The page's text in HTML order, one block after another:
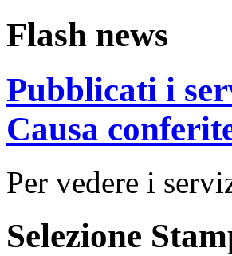
Flash news
Pubblicati i
Causa
Per vedere i
Selezione